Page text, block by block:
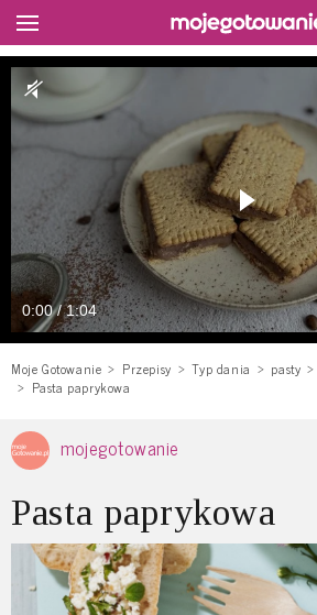
0:00 / 1:04
Moje Gotowanie Przepisy Typ dania pasty
Pasta paprykowa
mojegotowanie
Pasta paprykowa